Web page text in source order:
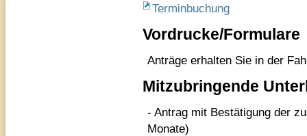
Terminbuchung
Vordrucke/Formulare
Anträge erhalten Sie in der
Mitzubringende
- Antrag mit Bestätigung der
Monate)